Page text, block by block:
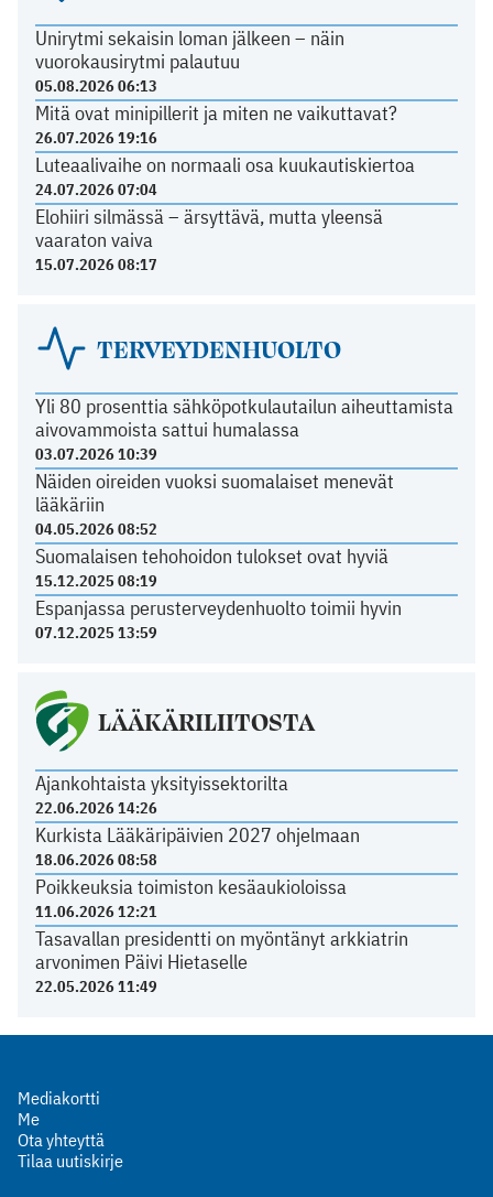
Unirytmi sekaisin loman jälkeen – näin
vuorokausirytmi palautuu
05.08.2026 06:13
Mitä ovat minipillerit ja miten ne vaikuttavat?
26.07.2026 19:16
Luteaalivaihe on normaali osa kuukautiskiertoa
24.07.2026 07:04
Elohiiri silmässä – ärsyttävä, mutta yleensä
vaaraton vaiva
15.07.2026 08:17
TERVEYDENHUOLTO
Yli 80 prosenttia sähköpotkulautailun aiheuttamista
aivovammoista sattui humalassa
03.07.2026 10:39
Näiden oireiden vuoksi suomalaiset menevät
lääkäriin
04.05.2026 08:52
Suomalaisen tehohoidon tulokset ovat hyviä
15.12.2025 08:19
Espanjassa perusterveydenhuolto toimii hyvin
07.12.2025 13:59
LÄÄKÄRILIITOSTA
Ajankohtaista yksityissektorilta
22.06.2026 14:26
Kurkista Lääkäripäivien 2027 ohjelmaan
18.06.2026 08:58
Poikkeuksia toimiston kesäaukioloissa
11.06.2026 12:21
Tasavallan presidentti on myöntänyt arkkiatrin
arvonimen Päivi Hietaselle
22.05.2026 11:49
Mediakortti
Me
Ota yhteyttä
Tilaa uutiskirje